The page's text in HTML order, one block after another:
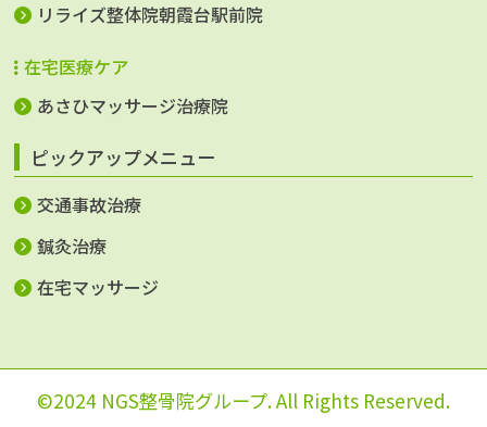
リライズ整体院朝霞台駅前院
在宅医療ケア
あさひマッサージ治療院
ピックアップメニュー
交通事故治療
鍼灸治療
在宅マッサージ
©2024 NGS整骨院グループ. All Rights Reserved.